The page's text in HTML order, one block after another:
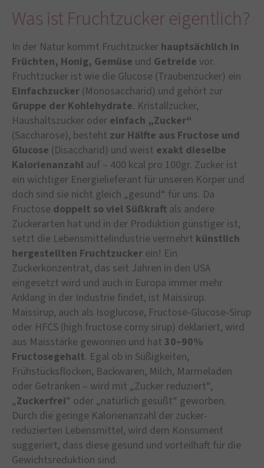
Was ist Fruchtzucker eigentlich?
In der Natur kommt Fruchtzucker hauptsächlich in
Früchten, Honig, Gemüse und Getreide vor.
Fruchtzucker ist wie die Glucose (Traubenzucker) ein
Einfachzucker (Monosaccharid) und gehört zur
Gruppe der Kohlehydrate. Kristallzucker,
Haushaltszucker oder einfach „Zucker“
(Saccharose), besteht zur Hälfte aus Fructose und
Glucose (Disaccharid) und weist exakt dieselbe
Kalorienanzahl auf – 400 kcal pro 100gr. Zucker ist
ein wichtiger Energielieferant für unseren Körper und
doch sind sie nicht gleich „gesund“ für uns. Da
Fructose doppelt so viel Süßkraft als andere
Zuckerarten hat und in der Produktion günstiger ist,
setzt die Lebensmittelindustrie vermehrt künstlich
hergestellten Fruchtzucker ein! Ein
Zuckerkonzentrat, das seit Jahren in den USA
eingesetzt wird und auch in Europa immer mehr
Anklang in der Industrie findet, ist Maissirup.
Maissirup, auch als Isoglucose, Fructose-Glucose-Sirup
oder HFCS (high fructose corny sirup) deklariert, wird
aus Maisstärke gewonnen und hat 30–90%
Fructosegehalt. Egal ob in Süßigkeiten,
Frühstücksflocken, Backwaren, Milch, Marmeladen
oder Getränken – wird mit „Zucker reduziert“,
„Zuckerfrei“ oder „natürlich gesüßt“ geworben.
Durch die geringe Kalorienanzahl der zucker-
reduzierten Lebensmittel, wird dem Konsument
suggeriert, dass diese gesund und vorteilhaft für die
Gewichtsreduktion sind.